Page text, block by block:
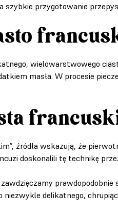
szybkie przygotowanie
wielowarstwowego
masła. W procesie
źródła wskazują, że
doskonalili tę technikę
niezwykle delikatnego,